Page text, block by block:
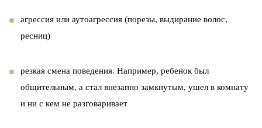
агрессия или аутоагрессия (порезы, выдирание волос,
ресниц)
резкая смена поведения. Например, ребенок был
общительным, а стал внезапно замкнутым, ушел в комнату
и ни с кем не разговаривает